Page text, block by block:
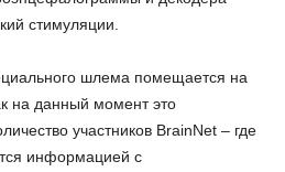
стимуляции.
шлема помещается на
на данный момент это
участников BrainNet – где
информацией с